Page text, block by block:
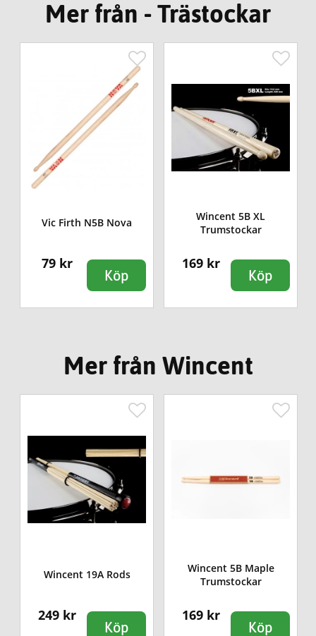
Mer från - Trästockar
Vic Firth N5B Nova
79 kr
Köp
Wincent 5B XL
Trumstockar
169 kr
Köp
Mer från Wincent
Wincent 19A Rods
249 kr
Köp
Wincent 5B Maple
Trumstockar
169 kr
Köp